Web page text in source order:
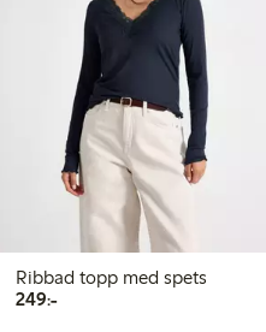
Ribbad topp med spets
249:-249,00 kr